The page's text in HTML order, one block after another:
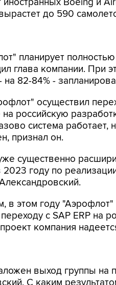
до 590
планирует
глава компании. При
82-84% -
осуществил
российскую
система работает,
признал он.
существенно
году по
в этом году "Аэрофлот"
с SAP ERP на
компания
выход группы на